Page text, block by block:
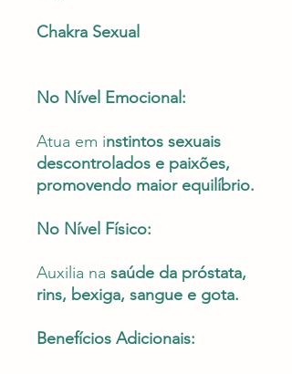
Chakra Sexual
No Nível Emocional:
Atua em instintos sexuais
descontrolados e paixões,
promovendo maior equilíbrio.
No Nível Físico:
Auxilia na saúde da próstata,
rins, bexiga, sangue e gota.
Benefícios Adicionais: